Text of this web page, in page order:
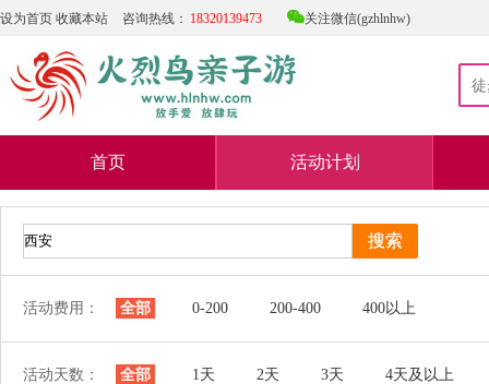
设为首页 收藏本站 咨询热线： 18320139473 关注微信(gzhlnhw)
首页 活动计划
活动费用： 全部 0-200 200-400 400以上
活动天数： 全部 1天 2天 3天 4天及以上